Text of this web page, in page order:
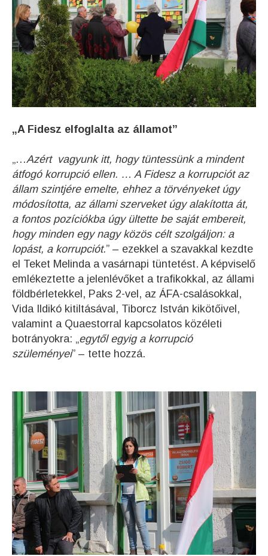
„A Fidesz elfoglalta az államot”
„…Azért vagyunk itt, hogy tüntessünk a mindent
átfogó korrupció ellen. … A Fidesz a korrupciót az
állam szintjére emelte, ehhez a törvényeket úgy
módosította, az állami szerveket úgy alakította át,
a fontos pozíciókba úgy ültette be saját embereit,
hogy minden egy nagy közös célt szolgáljon: a
lopást, a korrupciót.” – ezekkel a szavakkal kezdte
el Teket Melinda a vasárnapi tüntetést. A képviselő
emlékeztette a jelenlévőket a trafikokkal, az állami
földbérletekkel, Paks 2-vel, az ÁFA-csalásokkal,
Vida Ildikó kitiltásával, Tiborcz István kikötőivel,
valamint a Quaestorral kapcsolatos közéleti
botrányokra: „egytől egyig a korrupció
szüleményei” – tette hozzá.